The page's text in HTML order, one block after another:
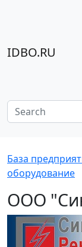
IDBO.RU
База
оборудование
ООО